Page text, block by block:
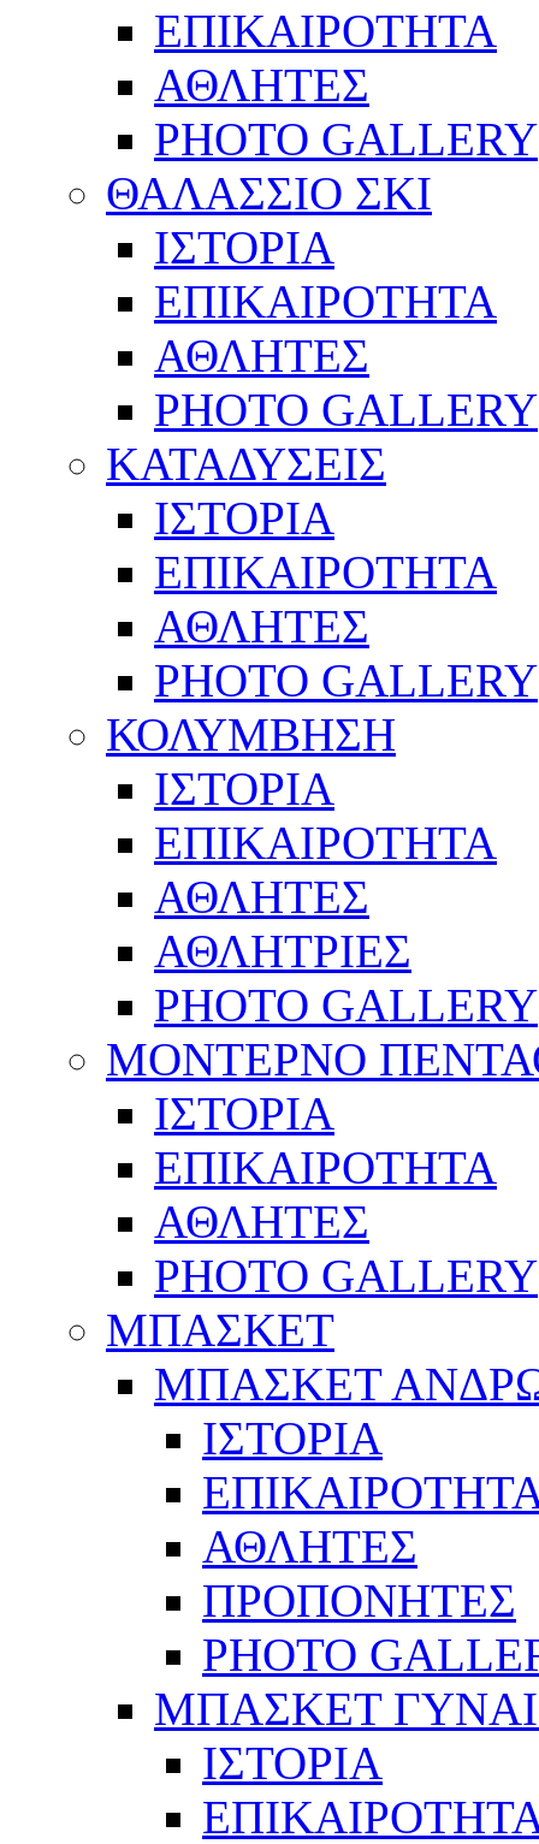
ΕΠΙΚΑΙΡΟΤΗΤΑ
ΑΘΛΗΤΕΣ
PHOTO GALLERY
ΘΑΛΑΣΣΙΟ ΣΚΙ
ΙΣΤΟΡΙΑ
ΕΠΙΚΑΙΡΟΤΗΤΑ
ΑΘΛΗΤΕΣ
PHOTO GALLERY
ΚΑΤΑΔΥΣΕΙΣ
ΙΣΤΟΡΙΑ
ΕΠΙΚΑΙΡΟΤΗΤΑ
ΑΘΛΗΤΕΣ
PHOTO GALLERY
ΚΟΛΥΜΒΗΣΗ
ΙΣΤΟΡΙΑ
ΕΠΙΚΑΙΡΟΤΗΤΑ
ΑΘΛΗΤΕΣ
ΑΘΛΗΤΡΙΕΣ
PHOTO GALLERY
ΜΟΝΤΕΡΝΟ
ΙΣΤΟΡΙΑ
ΕΠΙΚΑΙΡΟΤΗΤΑ
ΑΘΛΗΤΕΣ
PHOTO GALLERY
ΜΠΑΣΚΕΤ
ΜΠΑΣΚΕΤ
ΙΣΤΟΡΙΑ
ΑΘΛΗΤΕΣ
ΠΡΟΠΟΝΗΤΕΣ
PHOTO
ΜΠΑΣΚΕΤ
ΙΣΤΟΡΙΑ